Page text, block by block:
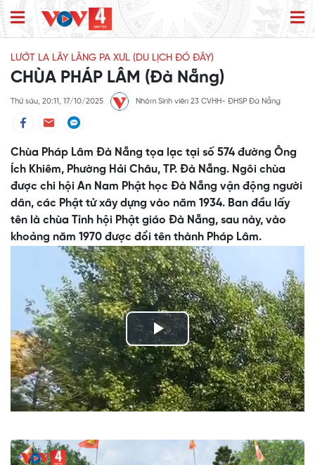
LƯỚT LA LÂY LÂNG PA XƯL (DU LỊCH ĐÓ ĐÂY)
CHÙA PHÁP LÂM (Đà Nẵng)
Thứ sáu, 20:11, 17/10/2025 Nhóm Sinh viên 23 CVHH- ĐHSP Đà Nẵng
Chùa Pháp Lâm Đà Nẵng tọa lạc tại số 574 đường Ông
Ích Khiêm, Phường Hải Châu, TP. Đà Nẵng. Ngôi chùa
được chi hội An Nam Phật học Đà Nẵng vận động người
dân, các Phật tử xây dựng vào năm 1934. Ban đầu lấy
tên là chùa Tỉnh hội Phật giáo Đà Nẵng, sau này, vào
khoảng năm 1970 được đổi tên thành Pháp Lâm.
Play
Video